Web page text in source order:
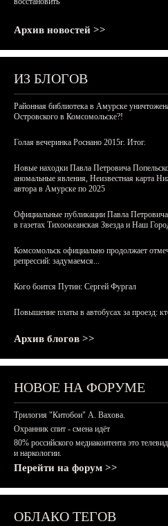
Архив новостей >>
ИЗ БЛОГОВ
Районная библиотека в Амурске
Островского в Комсомольске?!
Голая вечеринка Роснано 2015г. Итог.
Новые находки Павла Петровича
аномальные явления, Неизвестная карта
автора в Амурске по 2025
Официальные публикации Павла
в газетах Тихоокеанская Звезда и Наш
Комсомольск официально продолжает
репрессий: задумаемся...
Кого боится Путин: Сергей Фургал
Повышение платы в автобусах за проезд:
Архив блогов >>
НОВОЕ НА ФОРУМЕ
Трилогия "Китобои" А. Вахова.
Охранник спит - смена идёт
80% российского медиаконтента это
и наркологии.
Перейти на форум >>
ОБЛАКО ТЕГОВ